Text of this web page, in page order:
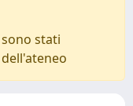
stati